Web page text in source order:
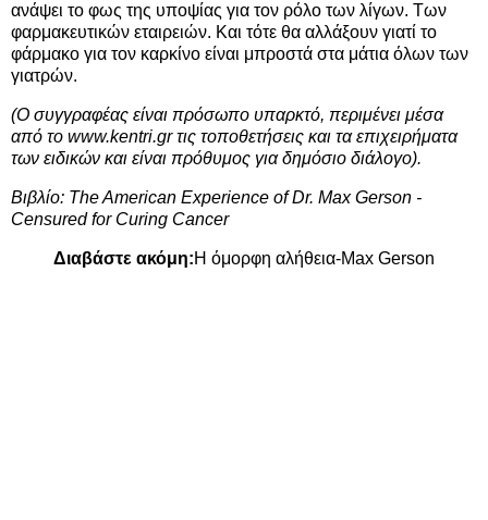
ανάψει το φως της υποψίας για τον ρόλο των λίγων. Των
φαρμακευτικών εταιρειών. Και τότε θα αλλάξουν γιατί το
φάρμακο για τον καρκίνο είναι μπροστά στα μάτια όλων των
γιατρών.
(Ο συγγραφέας είναι πρόσωπο υπαρκτό, περιμένει μέσα
από το www.kentri.gr τις τοποθετήσεις και τα επιχειρήματα
των ειδικών και είναι πρόθυμος για δημόσιο διάλογο).
Βιβλίο: The American Experience of Dr. Max Gerson -
Censured for Curing Cancer
Διαβάστε ακόμη:Η όμορφη αλήθεια-Max Gerson